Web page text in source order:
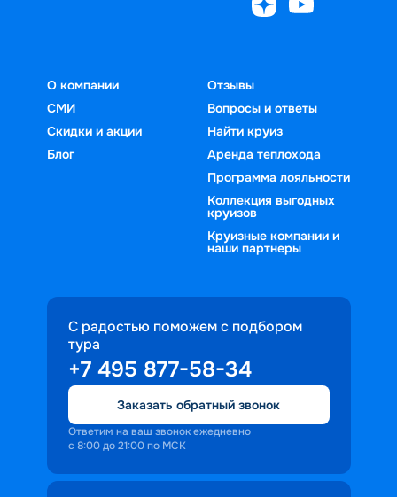
О компании
СМИ
Скидки и акции
Блог
Отзывы
Вопросы и ответы
Найти круиз
Аренда теплохода
Программа лояльности
Коллекция выгодных
круизов
Круизные компании и
наши партнеры
С радостью поможем с подбором
тура
+7 495 877-58-34
Заказать обратный звонок
Ответим на ваш звонок ежедневно
с 8:00 до 21:00 по МСК